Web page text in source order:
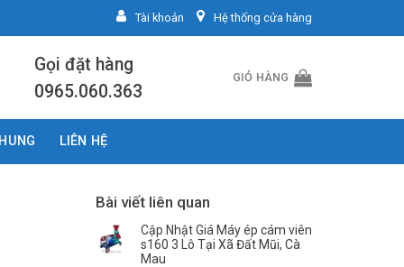
Tài khoản Hệ thống cửa hàng
Gọi đặt hàng
0965.060.363
GIỎ HÀNG
LIÊN HỆ
Bài viết liên quan
Cập Nhật Giá Máy ép cám viên
s160 3 Lô Tại Xã Đất Mũi, Cà
Mau